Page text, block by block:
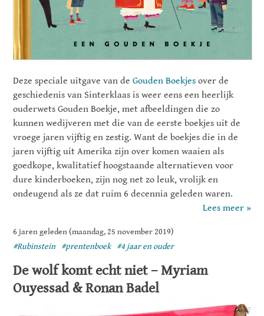
Deze speciale uitgave van deGouden Boekjes over de
geschiedenis van Sinterklaas is weer eens een heerlijk
ouderwets Gouden Boekje, met afbeeldingen die zo
kunnen wedijveren met die van de eerste boekjes uit de
vroege jaren vijftig en zestig. Want de boekjes die in de
jaren vijftig uit Amerika zijn over komen waaien als
goedkope, kwalitatief hoogstaande alternatieven voor
dure kinderboeken, zijn nog net zo leuk, vrolijk en
ondeugend als ze dat ruim 6 decennia geleden waren.
Lees meer »
6 jaren geleden (maandag, 25 november 2019)
#Rubinstein
#prentenboek #4 jaar en ouder
De wolf komt echt niet – Myriam
Ouyessad & Ronan Badel